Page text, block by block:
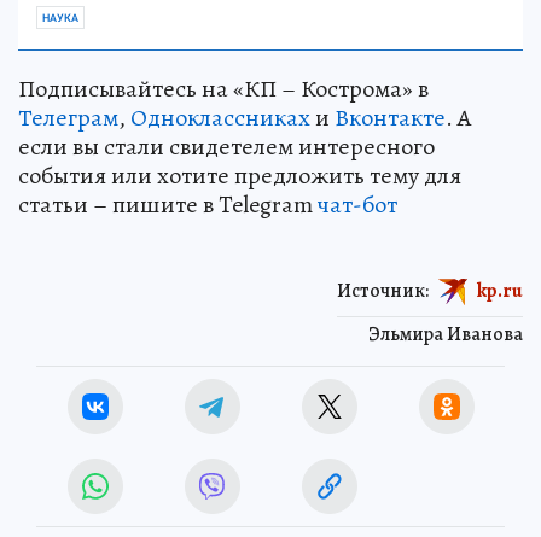
НАУКА
Подписывайтесь на «КП – Кострома» в
Телеграм, Одноклассникахи Вконтакте. А
если вы стали свидетелем интересного
события или хотите предложить тему для
статьи – пишите в Telegramчат-бот
Эльмира Иванова
Источник: kp.ru